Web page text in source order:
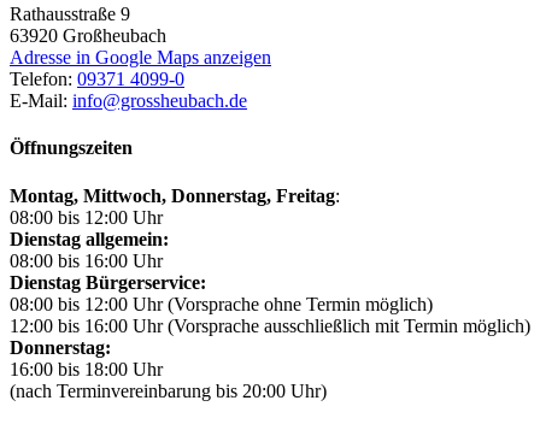
Rathausstraße 9
63920 Großheubach
Adresse in Google Maps anzeigen
Telefon: 09371 4099-0
E-Mail: info@grossheubach.de
Öffnungszeiten
Montag, Mittwoch, Donnerstag, Freitag:
08:00 bis 12:00 Uhr
Dienstag allgemein:
08:00 bis 16:00 Uhr
Dienstag Bürgerservice:
08:00 bis 12:00 Uhr (Vorsprache ohne Termin möglich)
12:00 bis 16:00 Uhr (Vorsprache ausschließlich mit Termin möglich)
Donnerstag:
16:00 bis 18:00 Uhr
(nach Terminvereinbarung bis 20:00 Uhr)